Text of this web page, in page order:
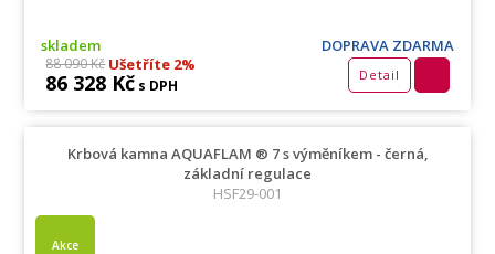
skladem DOPRAVA ZDARMA
88 090 KčUšetříte 2%
86 328 Kč s DPH
Detail
Krbová kamna AQUAFLAM ® 7 s výměníkem - černá,
základní regulace
HSF29-001
Akce